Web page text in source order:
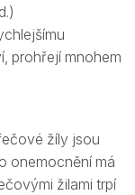
prohřejí mnohem
žíly jsou
onemocnění má
žilami trpí